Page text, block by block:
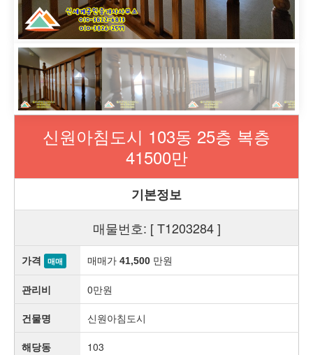
신원아침도시 103동 25층 복층
41500만
기본정보
매물번호: [ T1203284 ]
가격 매매 매매가 41,500 만원
관리비 0만원
건물명 신원아침도시
해당동 103